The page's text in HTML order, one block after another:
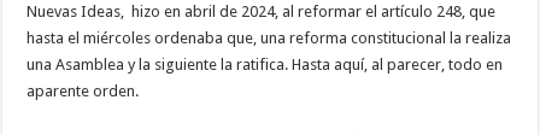
Nuevas Ideas, hizo en abril de 2024, al reformar el artículo 248, que
hasta el miércoles ordenaba que, una reforma constitucional la realiza
una Asamblea y la siguiente la ratifica. Hasta aquí, al parecer, todo en
aparente orden.